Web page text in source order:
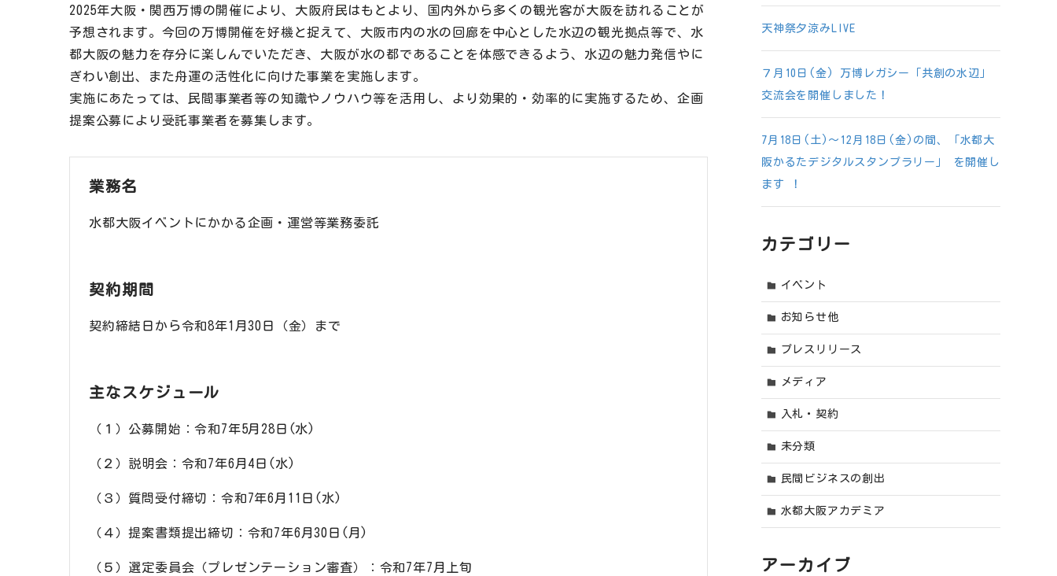
2025年大阪・関西万博の開催により、大阪府民はもとより、国内外から多くの観光客が大阪を訪れることが
予想されます。今回の万博開催を好機と捉えて、大阪市内の水の回廊を中心とした水辺の観光拠点等で、水
都大阪の魅力を存分に楽しんでいただき、大阪が水の都であることを体感できるよう、水辺の魅力発信やに
ぎわい創出、また舟運の活性化に向けた事業を実施します。
実施にあたっては、民間事業者等の知識やノウハウ等を活用し、より効果的・効率的に実施するため、企画
提案公募により受託事業者を募集します。
業務名
水都大阪イベントにかかる企画・運営等業務委託
契約期間
契約締結日から令和8年1月30日（金）まで
主なスケジュール
（１）公募開始：令和7年5月28日(水)
（２）説明会：令和7年6月4日(水)
（３）質問受付締切：令和7年6月11日(水)
（４）提案書類提出締切：令和7年6月30日(月)
（５）選定委員会（プレゼンテーション審査）：令和7年7月上旬
天神祭夕涼みLIVE
７月10日(金) 万博レガシー「共創の水辺」
交流会を開催しました！
7月18日(土)～12月18日(金)の間、「水都大
阪かるたデジタルスタンプラリー」 を開催し
ます ！
カテゴリー
イベント
お知らせ他
プレスリリース
メディア
入札・契約
未分類
民間ビジネスの創出
水都大阪アカデミア
アーカイブ